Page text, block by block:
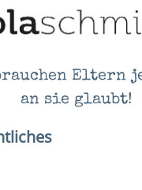
Eltern
an sie glaubt!